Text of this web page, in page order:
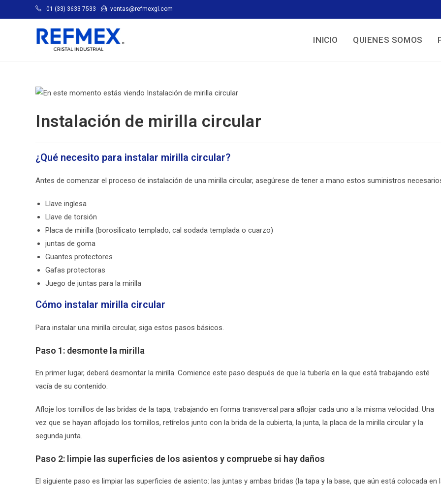
01 (33) 3633 7533 ventas@refmexgl.com
INICIO QUIENES SOMOS
Instalación de mirilla circular
¿Qué necesito para instalar mirilla circular?
Antes de comenzar el proceso de instalación de una mirilla circular, asegúrese de tener a mano estos suministros
Llave inglesa
Llave de torsión
Placa de mirilla (borosilicato templado, cal sodada templada o cuarzo)
juntas de goma
Guantes protectores
Gafas protectoras
Juego de juntas para la mirilla
Cómo instalar mirilla circular
Para instalar una mirilla circular, siga estos pasos básicos.
Paso 1: desmonte la mirilla
En primer lugar, deberá desmontar la mirilla. Comience este paso después de que la tubería en la que está trabajando esté
vacía de su contenido.
Afloje los tornillos de las bridas de la tapa, trabajando en forma transversal para aflojar cada uno a la misma velocidad. Una
vez que se hayan aflojado los tornillos, retírelos junto con la brida de la cubierta, la junta, la placa de la mirilla circular y la
segunda junta.
Paso 2: limpie las superficies de los asientos y compruebe si hay daños
El siguiente paso es limpiar las superficies de asiento: las juntas y ambas bridas (la tapa y la base, que aún está colocada en